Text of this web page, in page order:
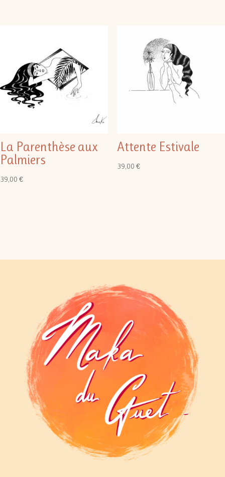
La Parenthèse aux
Palmiers
39,00 €
Attente Estivale
39,00 €